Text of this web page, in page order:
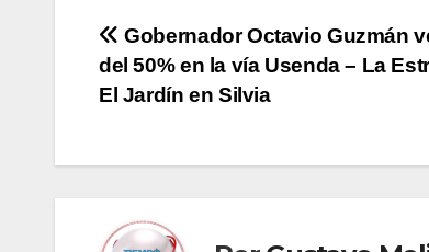
Navegación
de
Gobernador Octavio Guzmán
del 50% en la vía Usenda – La
El Jardín en Silvia